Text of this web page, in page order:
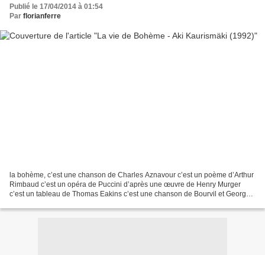
Publié le 17/04/2014 à 01:54
Par florianferre
la bohème, c’est une chanson de Charles Aznavour c’est un poème d’Arthur
Rimbaud c’est un opéra de Puccini d’après une œuvre de Henry Murger
c’est un tableau de Thomas Eakins c’est une chanson de Bourvil et Georges